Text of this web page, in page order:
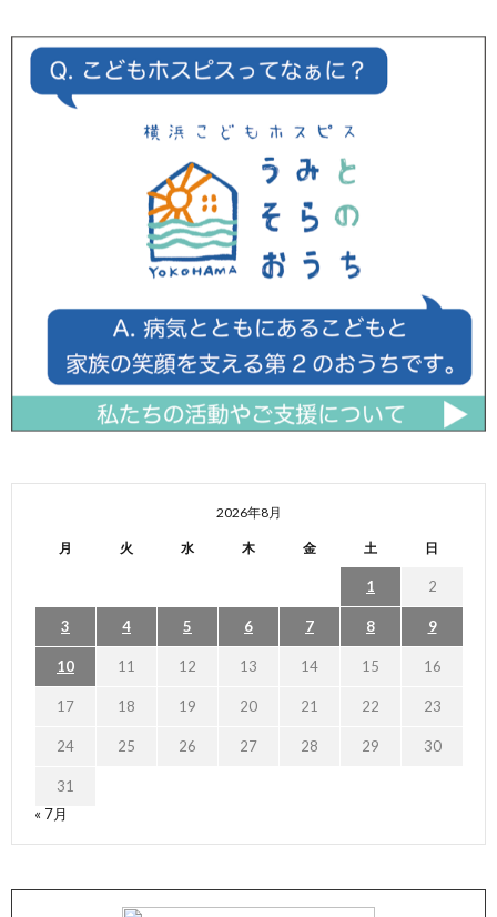
2026年8月
月 火 水 木 金 土 日
1 2
3 4 5 6 7 8 9
10 11 12 13 14 15 16
17 18 19 20 21 22 23
24 25 26 27 28 29 30
31
« 7月